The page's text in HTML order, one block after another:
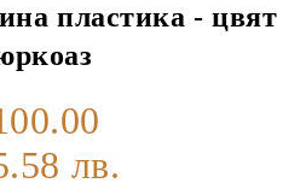
пластика - цвят
лв.